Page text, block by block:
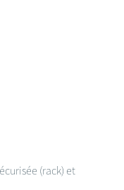
(rack) et